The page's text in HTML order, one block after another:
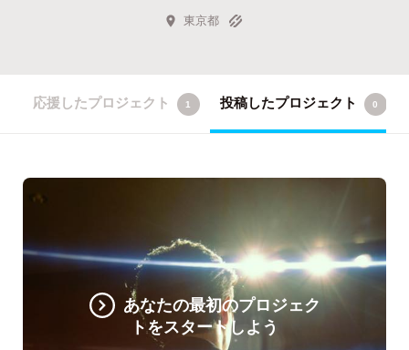
東京都
応援したプロジェクト 1 投稿したプロジェクト 0
あなたの最初のプロジェク
トをスタートしよう